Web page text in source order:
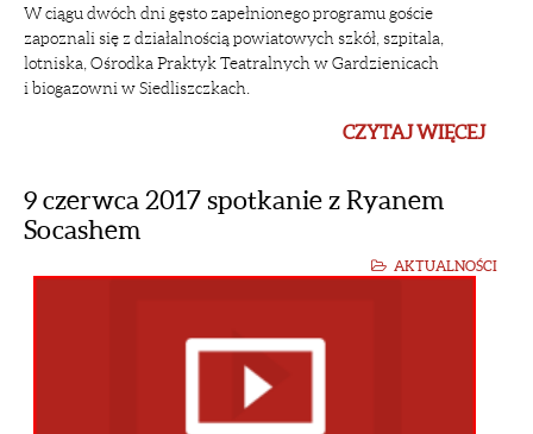
W ciągu dwóch dni gęsto zapełnionego programu goście
zapoznali się z działalnością powiatowych szkół, szpitala,
lotniska, Ośrodka Praktyk Teatralnych w Gardzienicach
i biogazowni w Siedliszczkach.
CZYTAJ WIĘCEJ
9 czerwca 2017 spotkanie z Ryanem
Socashem
AKTUALNOŚCI